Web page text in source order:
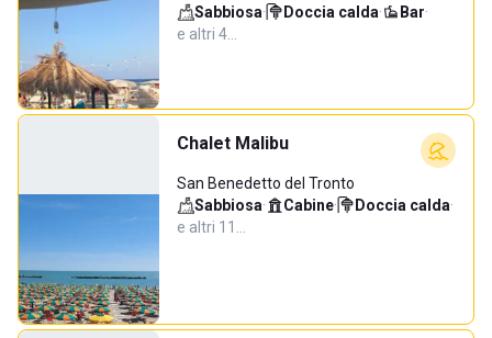
Sabbiosa· Doccia calda· Bar·
e altri 4…
Chalet Malibu
San Benedetto del Tronto
Sabbiosa· Cabine· Doccia calda·
e altri 11…